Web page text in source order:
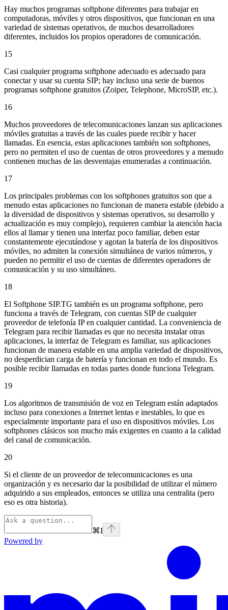
Hay muchos programas softphone diferentes para trabajar en
computadoras, móviles y otros dispositivos, que funcionan en una
variedad de sistemas operativos, de muchos desarrolladores
diferentes, incluidos los propios operadores de comunicación.
15
Casi cualquier programa softphone adecuado es adecuado para
conectar y usar su cuenta SIP; hay incluso una serie de buenos
programas softphone gratuitos (Zoiper, Telephone, MicroSIP, etc.).
16
Muchos proveedores de telecomunicaciones lanzan sus aplicaciones
móviles gratuitas a través de las cuales puede recibir y hacer
llamadas. En esencia, estas aplicaciones también son softphones,
pero no permiten el uso de cuentas de otros proveedores y a menudo
contienen muchas de las desventajas enumeradas a continuación.
17
Los principales problemas con los softphones gratuitos son que a
menudo estas aplicaciones no funcionan de manera estable (debido a
la diversidad de dispositivos y sistemas operativos, su desarrollo y
actualización es muy complejo), requieren cambiar la atención hacia
ellos al llamar y tienen una interfaz poco familiar, deben estar
constantemente ejecutándose y agotan la batería de los dispositivos
móviles, no admiten la conexión simultánea de varios números, y
pueden no permitir el uso de cuentas de diferentes operadores de
comunicación y su uso simultáneo.
18
El Softphone SIP.TG también es un programa softphone, pero
funciona a través de Telegram, con cuentas SIP de cualquier
proveedor de telefonía IP en cualquier cantidad. La conveniencia de
Telegram para recibir llamadas es que no necesita instalar otras
aplicaciones, la interfaz de Telegram es familiar, sus aplicaciones
funcionan de manera estable en una amplia variedad de dispositivos,
no desperdician carga de batería y funcionan en todo el mundo. Es
posible recibir llamadas en todas partes donde funciona Telegram.
19
Los algoritmos de transmisión de voz en Telegram están adaptados
incluso para conexiones a Internet lentas e inestables, lo que es
especialmente importante para el uso en dispositivos móviles. Los
softphones clásicos son mucho más exigentes en cuanto a la calidad
del canal de comunicación.
20
Si el cliente de un proveedor de telecomunicaciones es una
organización y es necesario dar la posibilidad de utilizar el número
adquirido a sus empleados, entonces se utiliza una centralita (pero
eso es otra historia).
⌘I
Powered by